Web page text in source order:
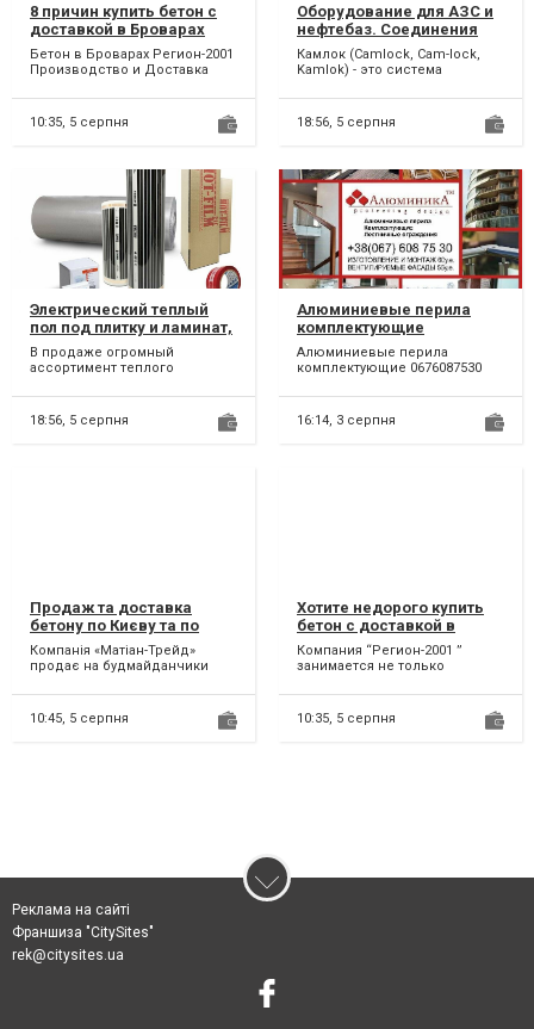
8 причин купить бетон с
доставкой в Броварах
Бетон в Броварах Регион-2001
Производство и Доставка
Броварской и
Бориспольски...
10:35, 5 серпня
Оборудование для АЗС и
нефтебаз. Соединения
CAMLOCK
Камлок (Camlock, Cam-lock,
Kamlok) - это система
соединений кулачкового
типа, позвол...
18:56, 5 серпня
Электрический теплый
пол под плитку и ламинат,
маты, кабели
В продаже огромный
ассортимент теплого
монтажа под плитку и
ламинат: - кабе...
18:56, 5 серпня
Алюминиевые перила
комплектующие
Алюминиевые перила
комплектующие 0676087530
16:14, 3 серпня
Продаж та доставка
бетону по Києву та по
Україні.
Компанія «Матіан-Трейд»
продає на будмайданчики
високоякісну бетонну про...
10:45, 5 серпня
Хотите недорого купить
бетон с доставкой в
Броварах? 2020
Компания “Регион-2001 ”
занимается не только
бетона, но и его доставкой
по...
10:35, 5 серпня
Реклама на сайті
Франшиза "CitySites"
rek@citysites.ua